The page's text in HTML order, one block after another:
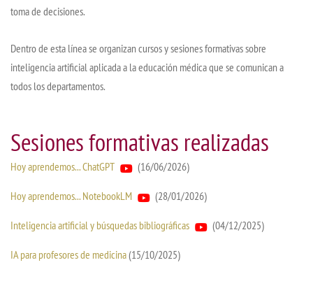
toma de decisiones.
Dentro de esta línea se organizan cursos y sesiones formativas sobre
inteligencia artificial aplicada a la educación médica que se comunican a
todos los departamentos.
Sesiones formativas realizadas
Hoy aprendemos... ChatGPT (16/06/2026)
Hoy aprendemos... NotebookLM (28/01/2026)
Inteligencia artificial y búsquedas bibliográficas (04/12/2025)
IA para profesores de medicina(15/10/2025)